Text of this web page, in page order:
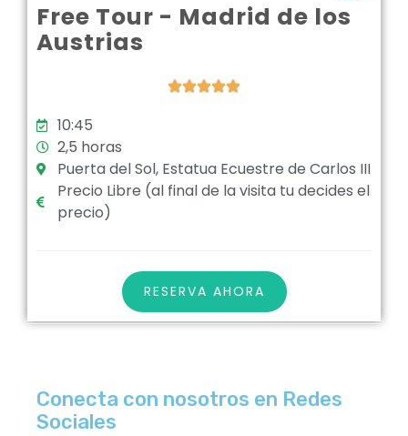
Free Tour - Madrid de los
Austrias

10:45
2,5 horas
Puerta del Sol, Estatua Ecuestre de Carlos III
Precio Libre (al final de la visita tu decides el
precio)
RESERVA AHORA
Conecta con nosotros en Redes
Sociales